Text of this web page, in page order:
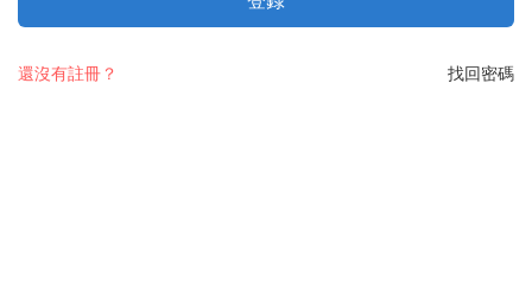
找回密碼
還沒有註冊？